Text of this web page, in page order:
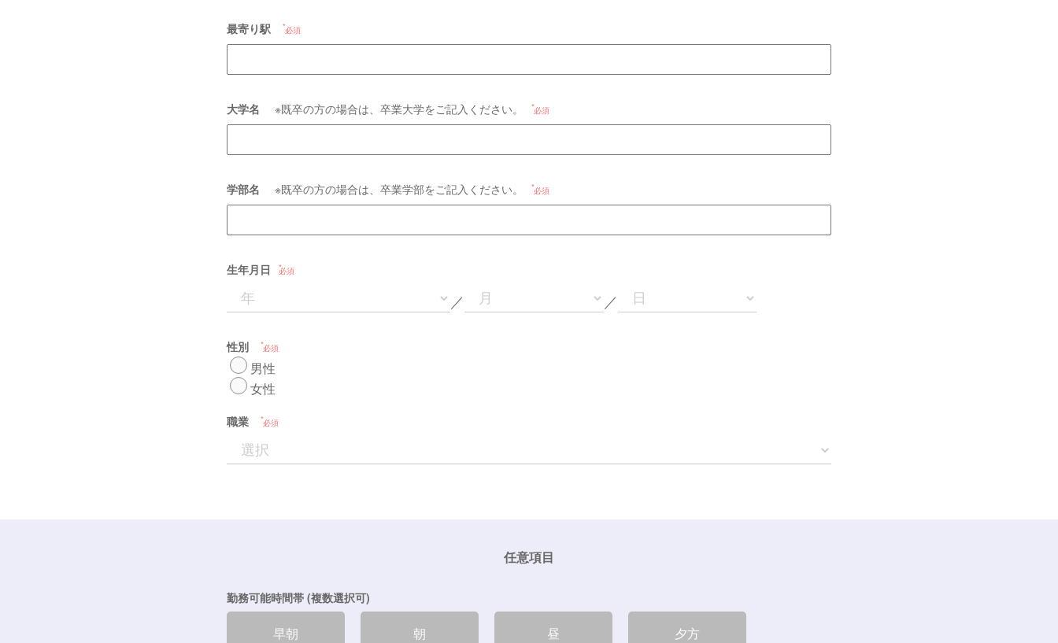
最寄り駅 必須
大学名 ※既卒の方の場合は、卒業大学をご記入ください。 必須
学部名 ※既卒の方の場合は、卒業学部をご記入ください。 必須
生年月日 必須
／ ／
性別 必須
男性
女性
職業 必須
任意項目
勤務可能時間帯 (複数選択可)
早朝 朝 昼 夕方